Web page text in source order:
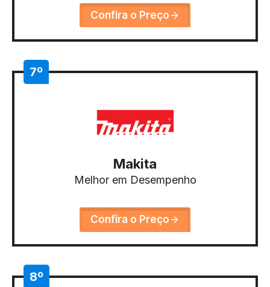
Confira o Preço
7º
Makita
Melhor em Desempenho
Confira o Preço
8º